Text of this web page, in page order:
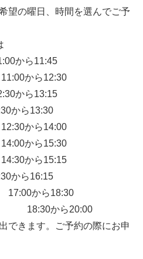
望の曜日、時間を選んでご予
ら11:45
ら12:30
ら13:15
から13:30
ら14:00
ら15:30
ら15:15
から16:15
17:00から18:30
から20:00
できます。ご予約の際にお申